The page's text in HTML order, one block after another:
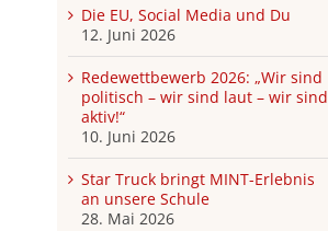
Die EU, Social Media und Du
12. Juni 2026
Redewettbewerb 2026: „Wir sind
politisch – wir sind laut – wir sind
aktiv!“
10. Juni 2026
Star Truck bringt MINT-Erlebnis
an unsere Schule
28. Mai 2026